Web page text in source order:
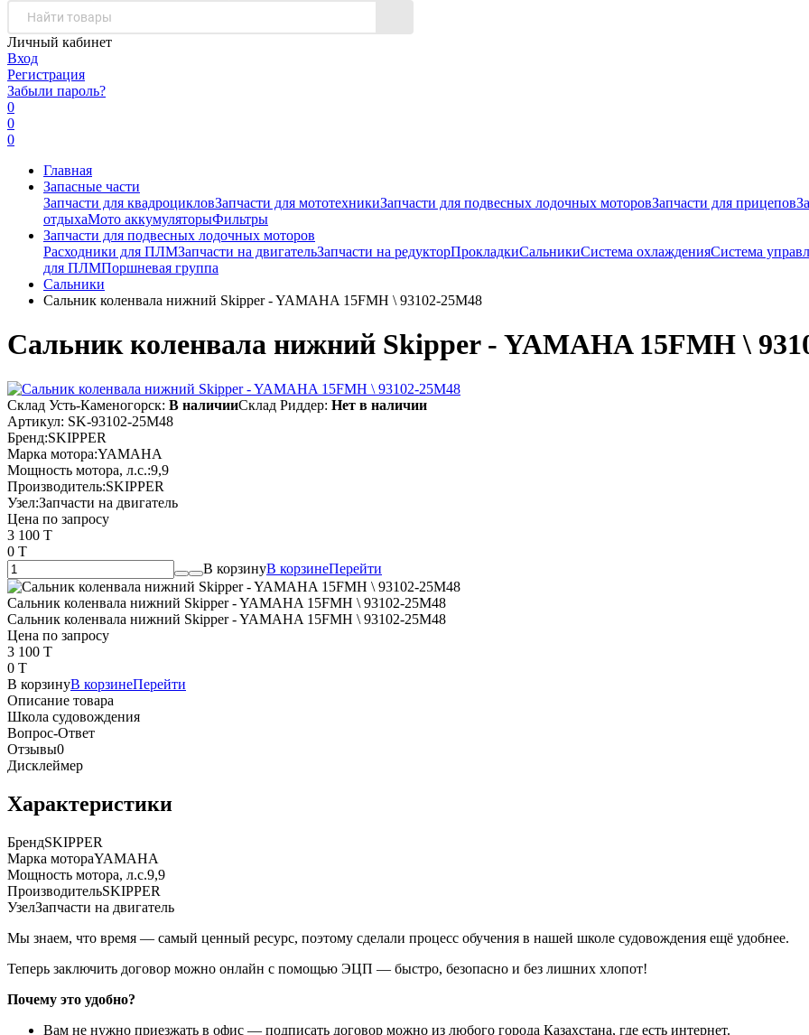
Личный кабинет
Вход
Регистрация
Забыли пароль?
0
0
0
Главная
Запасные части
Запчасти для квадроцикловЗапчасти для мототехникиЗапчасти для подвесных лодочных моторовЗапчасти для прицепов
отдыхаМото аккумуляторыФильтры
Запчасти для подвесных лодочных моторов
Расходники для ПЛМЗапчасти на двигательЗапчасти на редукторПрокладкиСальникиСистема охлажденияСистема
для ПЛМПоршневая группа
Сальники
Сальник коленвала нижний Skipper - YAMAHA 15FMH \ 93102-25M48
Сальник коленвала нижний Skipper - YAMAHA 15FMH \
Склад Усть-Каменогорск: В наличииСклад Риддер: Нет в наличии
Артикул: SK-93102-25M48
Бренд:SKIPPER
Марка мотора:YAMAHA
Мощность мотора, л.с.:9,9
Производитель:SKIPPER
Узел:Запчасти на двигатель
Цена по запросу
3 100 T
0 T
В корзинуВ корзинеПерейти
Сальник коленвала нижний Skipper - YAMAHA 15FMH \ 93102-25M48
Сальник коленвала нижний Skipper - YAMAHA 15FMH \ 93102-25M48
Цена по запросу
3 100 T
0 T
В корзинуВ корзинеПерейти
Описание товара
Школа судовождения
Вопрос-Ответ
Отзывы0
Дисклеймер
Характеристики
БрендSKIPPER
Марка мотораYAMAHA
Мощность мотора, л.с.9,9
ПроизводительSKIPPER
УзелЗапчасти на двигатель
Мы знаем, что время — самый ценный ресурс, поэтому сделали процесс обучения в нашей школе судовождения ещё удобнее.
Теперь заключить договор можно онлайн с помощью ЭЦП — быстро, безопасно и без лишних хлопот!
Почему это удобно?
Вам не нужно приезжать в офис — подписать договор можно из любого города Казахстана, где есть интернет.